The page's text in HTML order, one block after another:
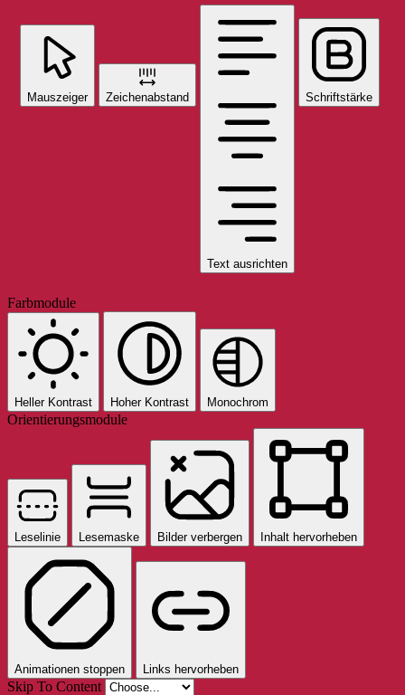
Mauszeiger Zeichenabstand
Text ausrichten
Schriftstärke
Farbmodule
Heller Kontrast Hoher Kontrast Monochrom
Orientierungsmodule
Leselinie Lesemaske Bilder verbergen Inhalt hervorheben
Animationen stoppen Links hervorheben
Skip To Content